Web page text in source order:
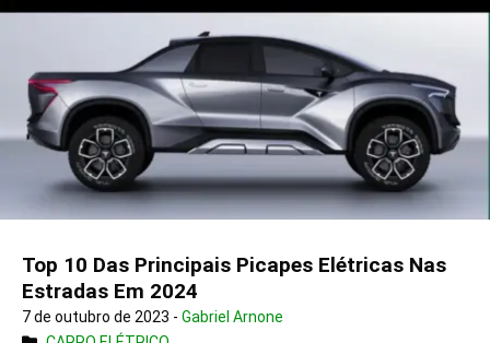
Top 10 Das Principais Picapes Elétricas Nas
Estradas Em 2024
7 de outubro de 2023 - Gabriel Arnone